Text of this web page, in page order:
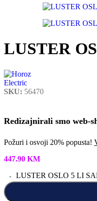
LUSTER
SKU: 56470
Redizajnirali smo web-
Požuri i osvoji 20% popusta!
447.90 KM
LUSTER OSLO 5 LI